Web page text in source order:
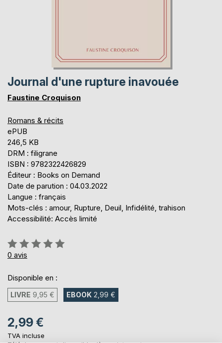
Journal d'une rupture inavouée
Faustine Croquison
Romans & récits
ePUB
246,5 KB
DRM : filigrane
ISBN : 9782322426829
Éditeur : Books on Demand
Date de parution : 04.03.2022
Langue : français
Mots-clés : amour, Rupture, Deuil, Infidélité, trahison
Accessibilité: Accès limité
Évaluation:
0%
0 avis
Disponible en :
LIVRE 9,95 € EBOOK 2,99 €
2,99 €
TVA incluse